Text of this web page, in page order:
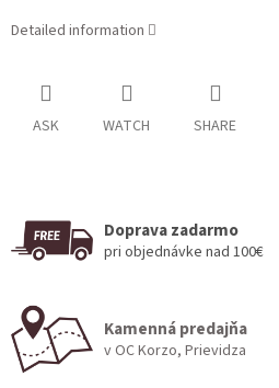
Detailed information
ASK WATCH SHARE
Doprava zadarmo
pri objednávke nad 100€
Kamenná predajňa
v OC Korzo, Prievidza